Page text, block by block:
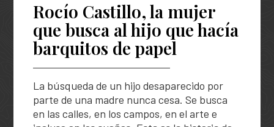
Abecé de la Unidad de Búsqueda
Información de la entidad
Entes y autoridades que vigilan
Otras entidades relacionadas
Solicitud de búsqueda | Entrega de información
Peticiones, Quejas, Reclamos, Sugerencias y/o
Denuncias
Preguntas frecuentes
Notificaciones por aviso
Notificaciones disciplinarias
Descripción general
Diagnóstico de necesidades y problemas
Contacto ciudadano
Rendición de cuentas – UBPD
ASÍ BUSCAMOS
Plan Nacional de Búsqueda
Planes Regionales de Búsqueda
Seguimiento a los Planes Regionales de Búsqueda
Sistema Nacional de Búsqueda
HISTORIAS
Especiales
TU FECHA, NUESTRA FECHA
Rocío Castillo, la mujer
que busca al hijo que hacía
barquitos de papel
La búsqueda de un hijo desaparecido por
parte de una madre nunca cesa. Se busca
en las calles, en los campos, en el arte e